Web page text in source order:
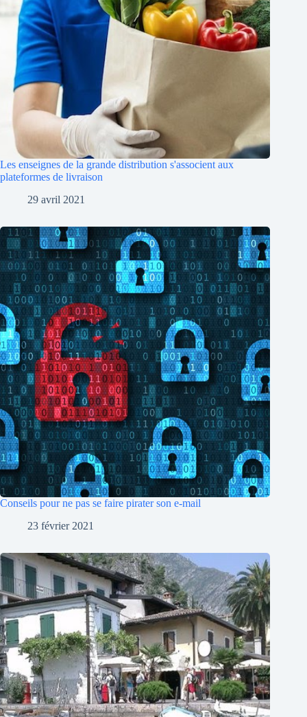
Les enseignes de la grande distribution s'associent aux
plateformes de livraison
29 avril 2021
Conseils pour ne pas se faire pirater son e-mail
23 février 2021